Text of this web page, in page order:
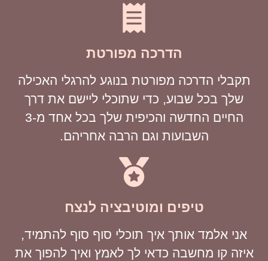
הדרכה מפורטת
תקבלי הדרכה מפורטת בנוגע להרגלי האכילה
שלך בכל שבוע, כדי שתוכלי ליישם את דרך
החיים החדשה והכיפית שלך בכל אחד מ-3
השבועות וגם הרבה אחריהם.
טיפים ומוטיבציה לנצח
אני אלמד אותך איך תוכלי סוף סוף להתמיד,
איזה קו מחשבה כדאי לך לאמץ ואיך להפוך את